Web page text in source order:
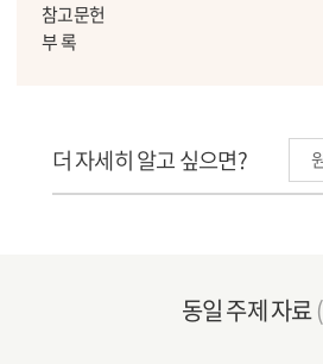
참고문헌
부 록
더 자세히 알고 싶으면?
동일 주제 자료